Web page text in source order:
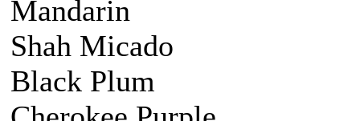
Mandarin
Shah Micado
Black Plum